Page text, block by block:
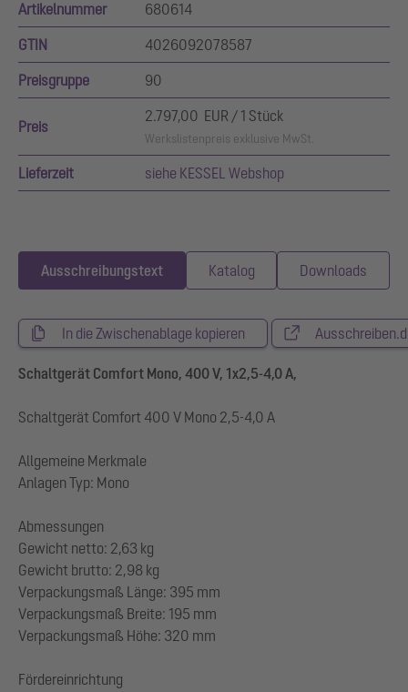
Artikelnummer 680614
GTIN 4026092078587
Preisgruppe 90
Preis
2.797,00 EUR / 1 Stück
Werkslistenpreis exklusive MwSt.
Lieferzeit siehe KESSEL Webshop
Ausschreibungstext Katalog Downloads
In die Zwischenablage kopieren
Schaltgerät Comfort Mono, 400 V, 1x2,5-4,0 A,
Schaltgerät Comfort 400 V Mono 2,5-4,0 A
Allgemeine Merkmale
Anlagen Typ: Mono
Abmessungen
Gewicht netto: 2,63 kg
Gewicht brutto: 2,98 kg
Verpackungsmaß Länge: 395 mm
Verpackungsmaß Breite: 195 mm
Verpackungsmaß Höhe: 320 mm
Fördereinrichtung